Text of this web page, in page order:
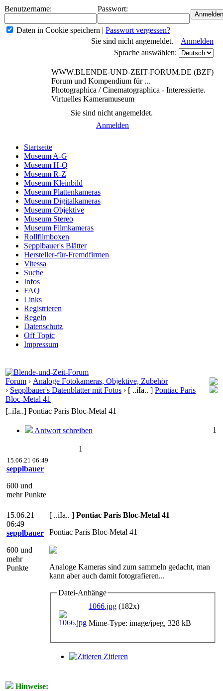
Benutzername: Passwort:
Daten in Cookie speichern | Passwort vergessen?
Sie sind nicht angemeldet. | Anmelden
Sprache auswählen:
WWW.BLENDE-UND-ZEIT-FORUM.DE (BZF)
Forum und Kompendium für ...
Photographica / Cinematographica - Interessierte.
Virtuelles Kameramuseum
Sie sind nicht angemeldet.
Anmelden
Startseite
Museum A-G
Museum H-Q
Museum R-Z
Museum Kleinbild
Museum Plattenkameras
Museum Digitalkameras
Museum Objektive
Museum Stereo
Museum Filmkameras
Rollfilmboxen
Sepplbauer's Blätter
Hersteller-für-Fremdfirmen
Vitessa
Suche
Infos
FAQ
Links
Registrieren
Regeln
Datenschutz
Off Topic
Impressum
Forum › Analoge Fotokameras, Objektive, Zubehör
› Sepplbauer's Datenblätter mit Fotos › [ ..iIa.. ] Pontiac Paris
Bloc-Metal 41
[..iIa..] Pontiac Paris Bloc-Metal 41
Antwort schreiben 1
1
15.06.21 06:49
sepplbauer
600 und
mehr Punkte
15.06.21
06:49
sepplbauer
600 und
mehr
Punkte
[ ..iIa.. ] Pontiac Paris Bloc-Metal 41
Pontiac Paris Bloc-Metal 41
Analoge Kameras sind zum sammeln gedacht, man
kann aber auch damit fotografieren...
Datei-Anhänge
1066.jpg (182x)
Mime-Type: image/jpeg, 328 kB
Zitieren
Hinweise: